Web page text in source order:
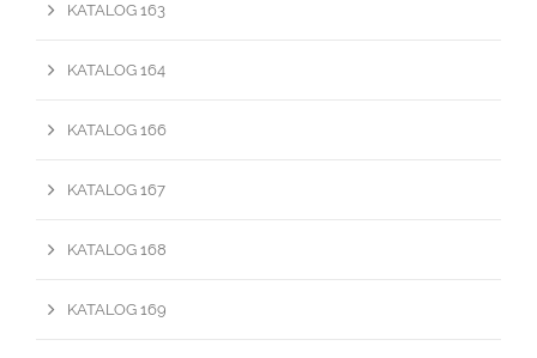
KATALOG 163
KATALOG 164
KATALOG 166
KATALOG 167
KATALOG 168
KATALOG 169